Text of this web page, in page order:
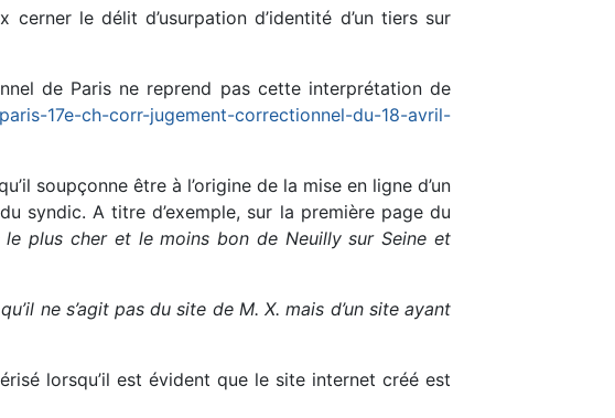
le délit d’usurpation d’identité d’un tiers sur
de Paris ne reprend pas cette interprétation de
17e-ch-corr-jugement-correctionnel-du-18-avril-
soupçonne être à l’origine de la mise en ligne d’un
syndic. A titre d’exemple, sur la première page du
le plus cher et le moins bon de Neuilly sur Seine et
ne s’agit pas du site de M. X. mais d’un site ayant
lorsqu’il est évident que le site internet créé est